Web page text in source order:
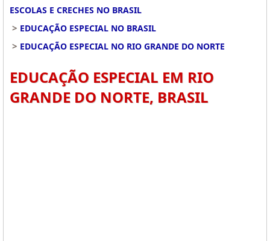
ESCOLAS E CRECHES NO BRASIL
> EDUCAÇÃO ESPECIAL NO BRASIL
> EDUCAÇÃO ESPECIAL NO RIO GRANDE DO NORTE
EDUCAÇÃO ESPECIAL EM RIO
GRANDE DO NORTE, BRASIL